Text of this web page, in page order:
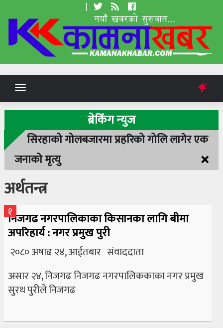
|
Toggle
navigation
ब्रेकिंग न्युज
सिरहाको गोलबजारमा प्रहरिको गोलि लागेर एक
जनाको मृत्यु
×
अर्थतन्त्र
१
निजगढ नगरपालिकाका किसानका लागि बीमा
अपरिहार्य : नगर प्रमुख पुरी
२०८० अषाढ २४, आईतबार संवाददाता
असार २४, निजगढ निजगढ नगरपालिककाका नगर प्रमुख
सुरथ पुरीले निजगढ